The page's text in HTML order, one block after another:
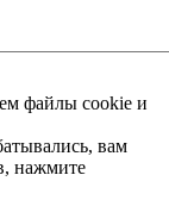
файлы cookie и
вам
нажмите